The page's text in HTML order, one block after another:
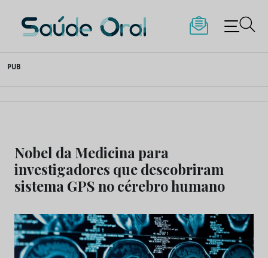
to
content
Saúde Oral
PUB
Nobel da Medicina para
investigadores que descobriram
sistema GPS no cérebro humano